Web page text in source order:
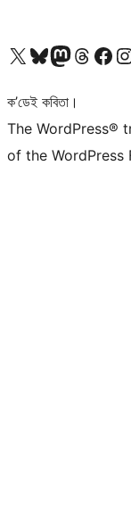
আমাৰ X (আগৰ Twitter) একাউণ্টলৈ যাওকআমাৰ Bluesky একাউণ্টলৈ যাওকআমাৰ Mastodon একাউণ্টলৈ যাওকআমাৰ Threads একাউণ্টলৈ যাওকআমাৰ Facebook পৃষ্ঠালৈ যাওক
আমাৰ
ক’ডেই কবিতা।
The WordPress®
of the WordPress